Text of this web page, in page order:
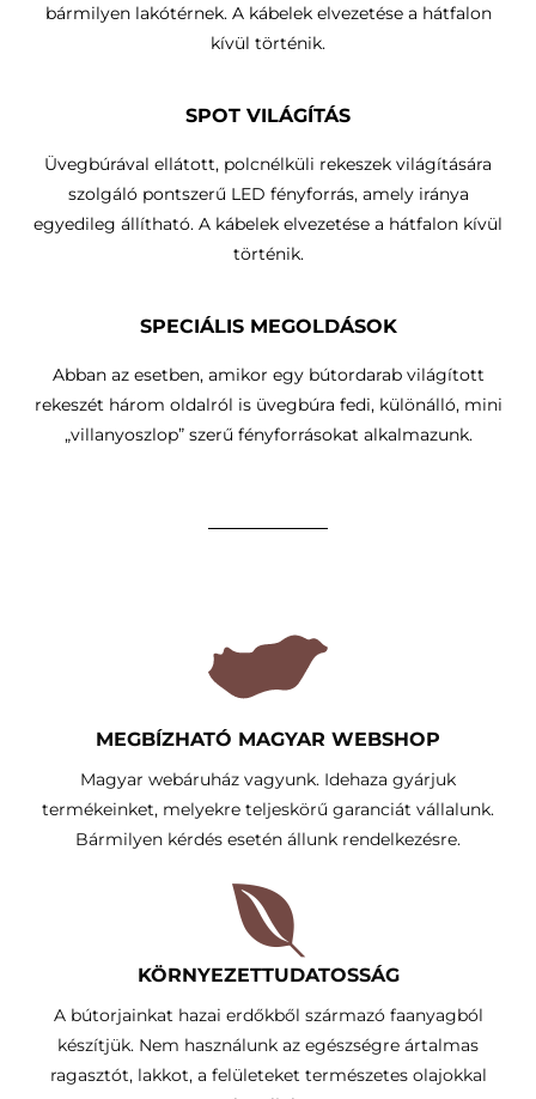
bármilyen lakótérnek. A kábelek elvezetése a hátfalon
kívül történik.
SPOT VILÁGÍTÁS
Üvegbúrával ellátott, polcnélküli rekeszek világítására
szolgáló pontszerű LED fényforrás, amely iránya
egyedileg állítható. A kábelek elvezetése a hátfalon kívül
történik.
SPECIÁLIS MEGOLDÁSOK
Abban az esetben, amikor egy bútordarab világított
rekeszét három oldalról is üvegbúra fedi, különálló, mini
„villanyoszlop” szerű fényforrásokat alkalmazunk.
MEGBÍZHATÓ MAGYAR WEBSHOP
Magyar webáruház vagyunk. Idehaza gyárjuk
termékeinket, melyekre teljeskörű garanciát vállalunk.
Bármilyen kérdés esetén állunk rendelkezésre.
KÖRNYEZETTUDATOSSÁG​
A bútorjainkat hazai erdőkből származó faanyagból
készítjük. Nem használunk az egészségre ártalmas
ragasztót, lakkot, a felületeket természetes olajokkal